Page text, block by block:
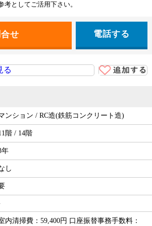
考としてご活用下さい。
電話する
る
ンション / RC造(鉄筋コンクリート造)
階 / 14階
年
し
内清掃費：59,400円 口座振替事務手数料：